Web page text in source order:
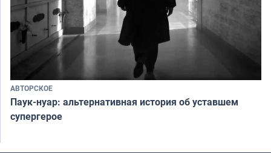
АВТОРСКОЕ
Паук-нуар: альтернативная история об уставшем
супергерое